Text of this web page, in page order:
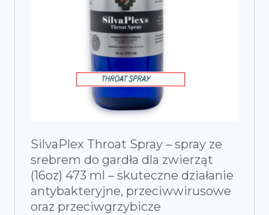
SilvaPlex Throat Spray – spray ze
srebrem do gardła dla zwierząt
(16oz) 473 ml – skuteczne działanie
antybakteryjne, przeciwwirusowe
oraz przeciwgrzybicze